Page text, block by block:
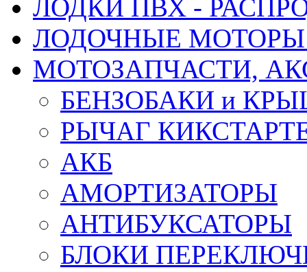
ЛОДКИ ПВХ -
ЛОДОЧНЫЕ
МОТОЗАПЧАСТИ,
БЕНЗОБАКИ и
РЫЧАГ
АКБ
АМОРТИЗАТОРЫ
АНТИБУКСАТОРЫ
БЛОКИ